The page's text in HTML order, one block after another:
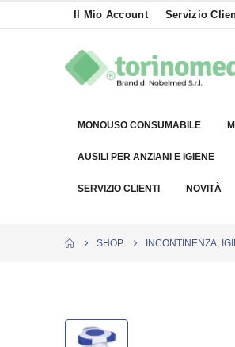
Il Mio Account Servizio
MONOUSO CONSUMABILE
AUSILI PER ANZIANI E IGIENE
SERVIZIO CLIENTI NOVITÀ
SHOP INCONTINENZA,